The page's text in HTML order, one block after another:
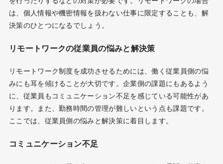
は、個人情報や機密情報を扱わない仕事に限定することも、解
決策のひとつになるでしょう。
リモートワークの従業員の悩みと解決策
リモートワーク制度を成功させるためには、働く従業員側の悩
みにも耳を傾けることが大切です。企業側の課題にもあるよう
に、従業員もコミュニケーション不足を感じている可能性があ
ります。また、勤務時間の管理が難しいという点も課題です。
ここでは、従業員側の悩みと解決策に着目します。
コミュニケーション不足